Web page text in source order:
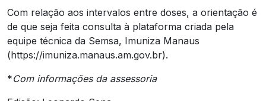
Com relação aos intervalos entre doses, a orientação é
de que seja feita consulta à plataforma criada pela
equipe técnica da Semsa, Imuniza Manaus
(https://imuniza.manaus.am.gov.br).
*Com informações da assessoria